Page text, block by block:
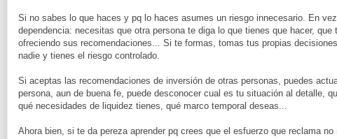
Si no sabes lo que haces y pq lo haces asumes un riesgo innecesario. En
dependencia: necesitas que otra persona te diga lo que tienes que hacer,
ofreciendo sus recomendaciones... Si te formas, tomas tus propias
nadie y tienes el riesgo controlado.
Si aceptas las recomendaciones de inversión de otras personas, puedes
persona, aun de buena fe, puede desconocer cual es tu situación al detalle,
qué necesidades de liquidez tienes, qué marco temporal deseas...
Ahora bien, si te da pereza aprender pq crees que el esfuerzo que reclama